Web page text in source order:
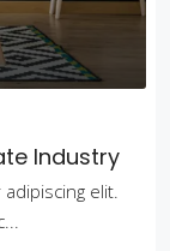
Industry
elit.